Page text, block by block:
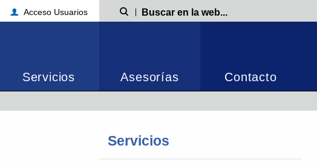
Acceso Usuarios Búsqueda
Servicios Asesorías Contacto
Servicios